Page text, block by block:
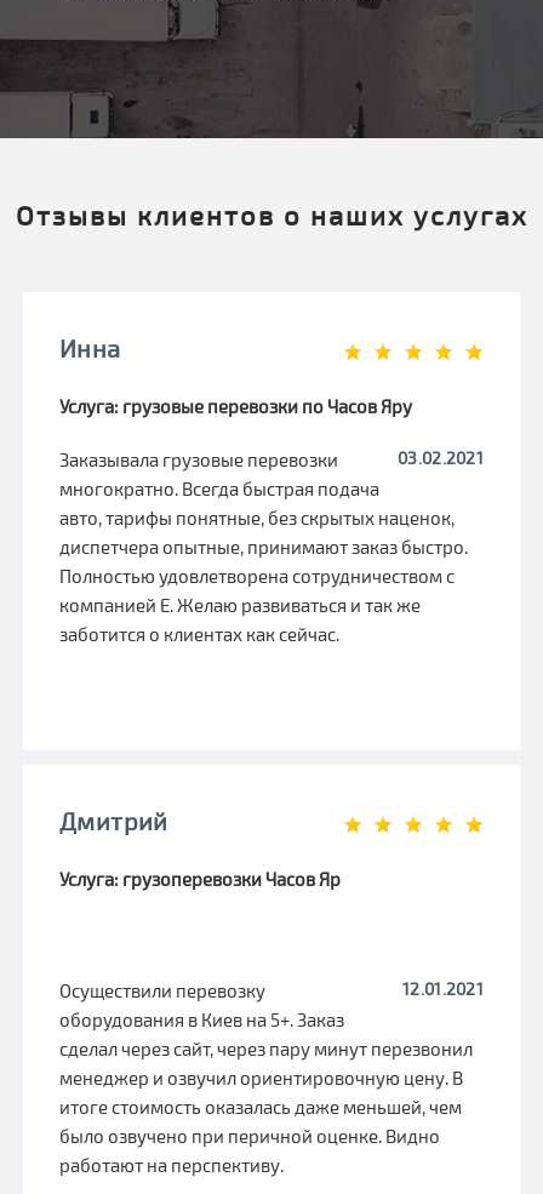
Отзывы клиентов о наших услугах
Инна
Услуга: грузовые перевозки по Часов Яру
03.02.2021
Заказывала грузовые перевозки
многократно. Всегда быстрая подача
авто, тарифы понятные, без скрытых наценок,
диспетчера опытные, принимают заказ быстро.
Полностью удовлетворена сотрудничеством с
компанией Е. Желаю развиваться и так же
заботится о клиентах как сейчас.
Дмитрий
Услуга: грузоперевозки Часов Яр
12.01.2021
Осуществили перевозку
оборудования в Киев на 5+. Заказ
сделал через сайт, через пару минут перезвонил
менеджер и озвучил ориентировочную цену. В
итоге стоимость оказалась даже меньшей, чем
было озвучено при перичной оценке. Видно
работают на перспективу.